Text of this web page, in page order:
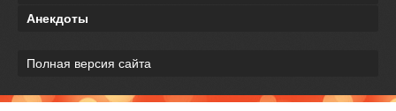
Анекдоты
Полная версия сайта